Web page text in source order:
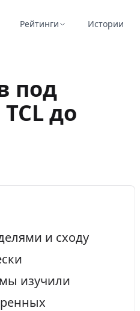
Рейтинги Истории
под
до
и сходу
мы изучили